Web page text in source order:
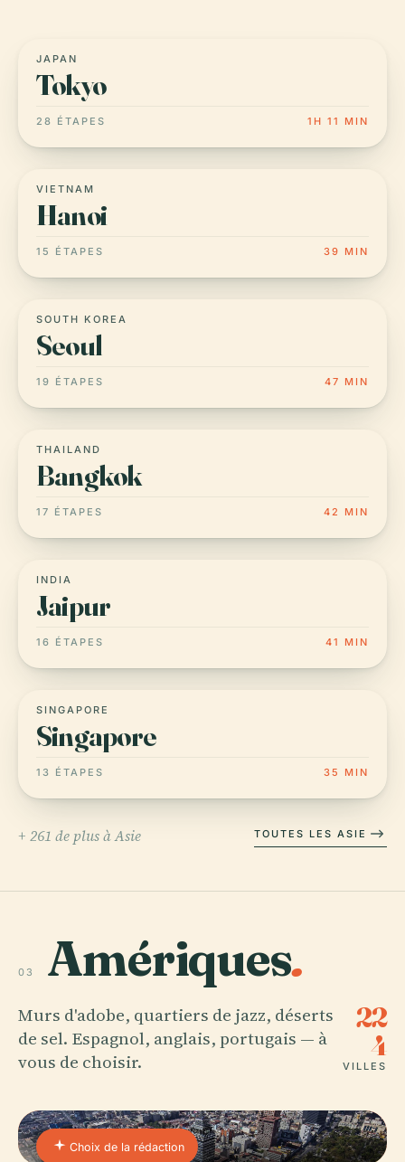
JAPAN
Tokyo
28 ÉTAPES 1H 11 MIN
VIETNAM
Hanoi
15 ÉTAPES 39 MIN
SOUTH KOREA
Seoul
19 ÉTAPES 47 MIN
THAILAND
Bangkok
17 ÉTAPES 42 MIN
INDIA
Jaipur
16 ÉTAPES 41 MIN
SINGAPORE
Singapore
13 ÉTAPES 35 MIN
+ 261 de plus à Asie TOUTES LES ASIE
03 Amériques.
Murs d'adobe, quartiers de jazz, déserts
de sel. Espagnol, anglais, portugais — à
vous de choisir.
22
4
VILLES
Choix de la rédaction